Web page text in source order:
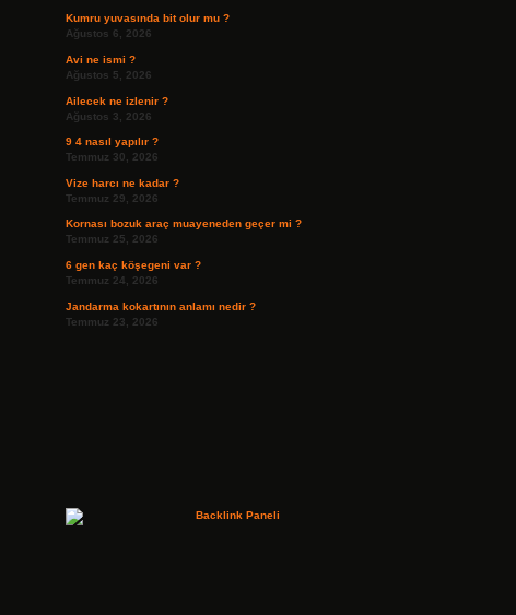
Kumru yuvasında bit olur mu ?
Ağustos 6, 2026
Avi ne ismi ?
Ağustos 5, 2026
Ailecek ne izlenir ?
Ağustos 3, 2026
9 4 nasıl yapılır ?
Temmuz 30, 2026
Vize harcı ne kadar ?
Temmuz 29, 2026
Kornası bozuk araç muayeneden geçer mi ?
Temmuz 25, 2026
6 gen kaç köşegeni var ?
Temmuz 24, 2026
Jandarma kokartının anlamı nedir ?
Temmuz 23, 2026